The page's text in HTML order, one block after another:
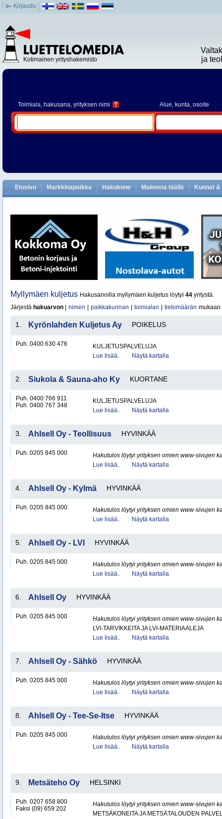
Kirjaudu
Kotimainen yrityshakemisto
ja
Toimiala, hakusana, yrityksen nimi ? Alue, kunta, osoite
Etusivu Markkinapaikka Hakukone Mainosta täällä Kunnat
Myllymäen kuljetus Hakusanoilla myllymäen kuljetus löytyi 44 yritystä.
Järjestä hakuarvon nimen paikkakunnan toimialan tietomäärän mukaan
1. Kyrönlahden Kuljetus Ay POIKELUS
Puh. 0400 630 476
KULJETUSPALVELUJA
Lue lisää..
Näytä kartalla
2. Siukola & Sauna-aho Ky KUORTANE
Puh. 0400 766 911
Puh. 0400 767 348
KULJETUSPALVELUJA
Lue lisää..
Näytä kartalla
3. Ahlsell Oy - Teollisuus HYVINKÄÄ
Puh. 0205 845 000
Hakutulos löytyi yrityksen omien www-sivujen
Lue lisää..
Näytä kartalla
4. Ahlsell Oy - Kylmä HYVINKÄÄ
Puh. 0205 845 000
Hakutulos löytyi yrityksen omien www-sivujen
Lue lisää..
Näytä kartalla
5. Ahlsell Oy - LVI HYVINKÄÄ
Puh. 0205 845 000
Hakutulos löytyi yrityksen omien www-sivujen
Lue lisää..
Näytä kartalla
6. Ahlsell Oy HYVINKÄÄ
Puh. 0205 845 000
Hakutulos löytyi yrityksen omien www-sivujen
LVI-TARVIKKEITA JA LVI-MATERIAALEJA
Lue lisää..
Näytä kartalla
7. Ahlsell Oy - Sähkö HYVINKÄÄ
Puh. 0205 845 000
Hakutulos löytyi yrityksen omien www-sivujen
Lue lisää..
Näytä kartalla
8. Ahlsell Oy - Tee-Se-Itse HYVINKÄÄ
Puh. 0205 845 000
Hakutulos löytyi yrityksen omien www-sivujen
Lue lisää..
Näytä kartalla
9. Metsäteho Oy HELSINKI
Puh. 0207 658 800
Faksi (09) 659 202
Hakutulos löytyi yrityksen omien www-sivujen
METSÄKONEITA JA METSÄTALOUDEN